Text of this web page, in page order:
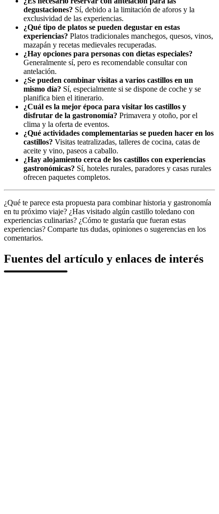
degustaciones? Sí, debido a la limitación de aforos y la
exclusividad de las experiencias.
¿Qué tipo de platos se pueden degustar en estas
experiencias? Platos tradicionales manchegos, quesos, vinos,
mazapán y recetas medievales recuperadas.
¿Hay opciones para personas con dietas especiales?
Generalmente sí, pero es recomendable consultar con
antelación.
¿Se pueden combinar visitas a varios castillos en un
mismo día? Sí, especialmente si se dispone de coche y se
planifica bien el itinerario.
¿Cuál es la mejor época para visitar los castillos y
disfrutar de la gastronomía? Primavera y otoño, por el
clima y la oferta de eventos.
¿Qué actividades complementarias se pueden hacer en los
castillos? Visitas teatralizadas, talleres de cocina, catas de
aceite y vino, paseos a caballo.
¿Hay alojamiento cerca de los castillos con experiencias
gastronómicas? Sí, hoteles rurales, paradores y casas rurales
ofrecen paquetes completos.
¿Qué te parece esta propuesta para combinar historia y gastronomía
en tu próximo viaje? ¿Has visitado algún castillo toledano con
experiencias culinarias? ¿Cómo te gustaría que fueran estas
experiencias? Comparte tus dudas, opiniones o sugerencias en los
comentarios.
Fuentes del artículo y enlaces de interés